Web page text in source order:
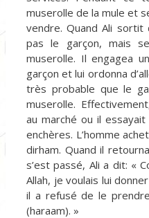
muserolle de la mule et
vendre. Quand Ali
pas le garçon, mais
muserolle. Il engagea
garçon et lui ordonna
très probable que le
muserolle.
au marché ou il
enchères. L’homme
dirham. Quand il
s’est passé, Ali a dit: «
Allah, je voulais lui
il a refusé de le
(haraam). »